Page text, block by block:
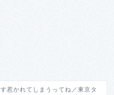
惹かれてしまうってね／東京タ